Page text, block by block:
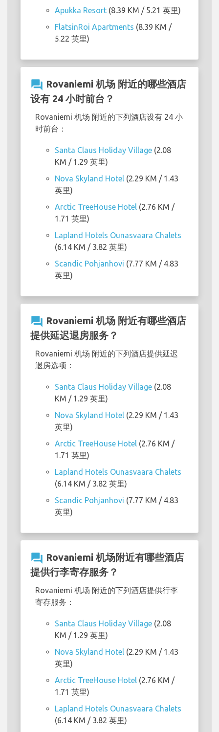
Apukka Resort (8.39 KM / 5.21 英里)
FlatsinRoi Apartments (8.39 KM /
5.22 英里)
question_answer Rovaniemi 机场 附近的哪些酒店
设有 24 小时前台？
Rovaniemi 机场 附近的下列酒店设有 24 小
时前台：
Santa Claus Holiday Village (2.08
KM / 1.29 英里)
Nova Skyland Hotel (2.29 KM / 1.43
英里)
Arctic TreeHouse Hotel (2.76 KM /
1.71 英里)
Lapland Hotels Ounasvaara Chalets
(6.14 KM / 3.82 英里)
Scandic Pohjanhovi (7.77 KM / 4.83
英里)
question_answer Rovaniemi 机场 附近有哪些酒店
提供延迟退房服务？
Rovaniemi 机场 附近的下列酒店提供延迟
退房选项：
Santa Claus Holiday Village (2.08
KM / 1.29 英里)
Nova Skyland Hotel (2.29 KM / 1.43
英里)
Arctic TreeHouse Hotel (2.76 KM /
1.71 英里)
Lapland Hotels Ounasvaara Chalets
(6.14 KM / 3.82 英里)
Scandic Pohjanhovi (7.77 KM / 4.83
英里)
question_answer Rovaniemi 机场附近有哪些酒店
提供行李寄存服务？
Rovaniemi 机场 附近的下列酒店提供行李
寄存服务：
Santa Claus Holiday Village (2.08
KM / 1.29 英里)
Nova Skyland Hotel (2.29 KM / 1.43
英里)
Arctic TreeHouse Hotel (2.76 KM /
1.71 英里)
Lapland Hotels Ounasvaara Chalets
(6.14 KM / 3.82 英里)